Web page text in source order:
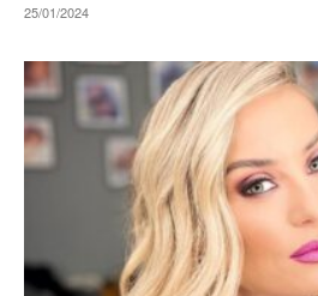
25/01/2024